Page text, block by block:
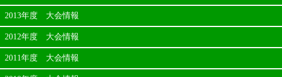
2013年度 大会情報
2012年度 大会情報
2011年度 大会情報